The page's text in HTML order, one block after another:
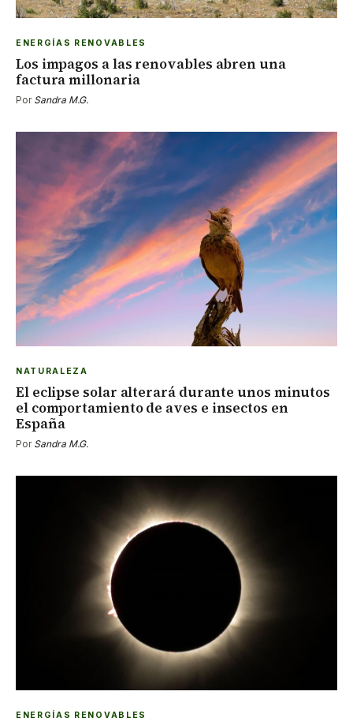
ENERGÍAS RENOVABLES
Los impagos a las renovables abren una
factura millonaria
Por Sandra M.G.
NATURALEZA
El eclipse solar alterará durante unos minutos
el comportamiento de aves e insectos en
España
Por Sandra M.G.
ENERGÍAS RENOVABLES